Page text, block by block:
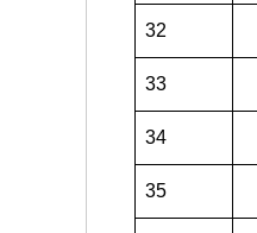
32
33
34
35